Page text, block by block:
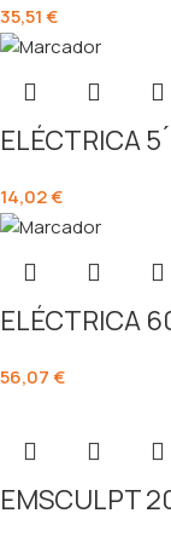
35,51€
ELÉCTRICA 5 ́
14,02€
ELÉCTRICA
56,07€
EMSCULPT